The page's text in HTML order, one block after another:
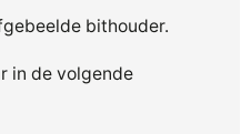
bithouder.
in de volgende